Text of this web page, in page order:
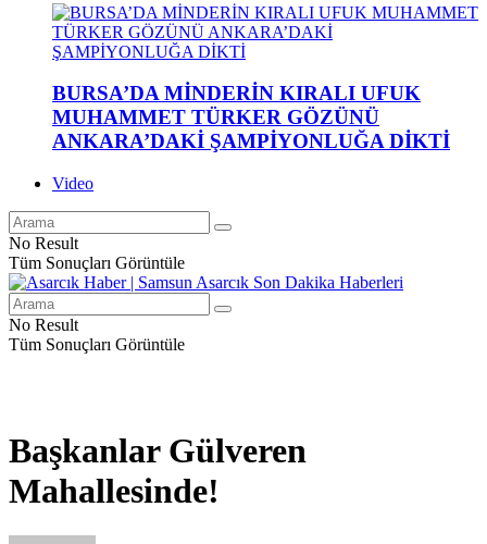
BURSA’DA MİNDERİN KIRALI UFUK
MUHAMMET TÜRKER GÖZÜNÜ
ANKARA’DAKİ ŞAMPİYONLUĞA DİKTİ
Video
No Result
Tüm Sonuçları Görüntüle
No Result
Tüm Sonuçları Görüntüle
Başkanlar Gülveren
Mahallesinde!